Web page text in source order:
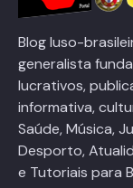
Blog luso-
generalista
lucrativos,
informativa,
Saúde, Música,
Desporto,
e Tutoriais para